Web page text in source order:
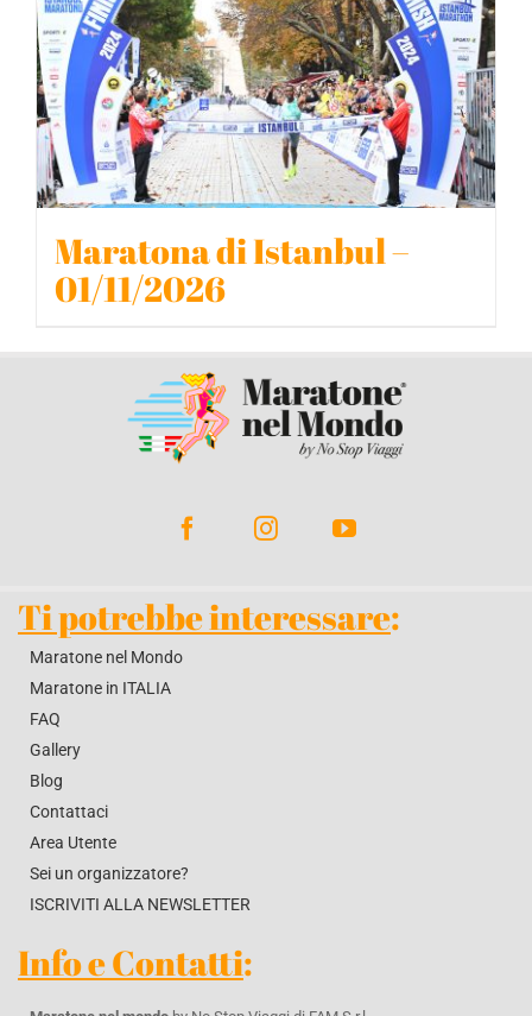
BLOG
CONTATTACI
Maratona di Istanbul –
01/11/2026
Ti potrebbe interessare:
Maratone nel Mondo
Maratone in ITALIA
FAQ
Gallery
Blog
Contattaci
Area Utente
Sei un organizzatore?
ISCRIVITI ALLA NEWSLETTER
Info e Contatti: